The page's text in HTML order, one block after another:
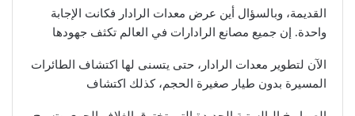
القديمة، وبالسؤال أين عرض معدات الرادار فكانت الإجابة
واحدة. إن جميع مصانع الرادارات في العالم تكثف جهودها
الآن لتطوير معدات الرادار، حتى يتسنى لها اكتشاف الطائرات
المسيرة بدون طيار صغيرة الحجم، كذلك اكتشاف